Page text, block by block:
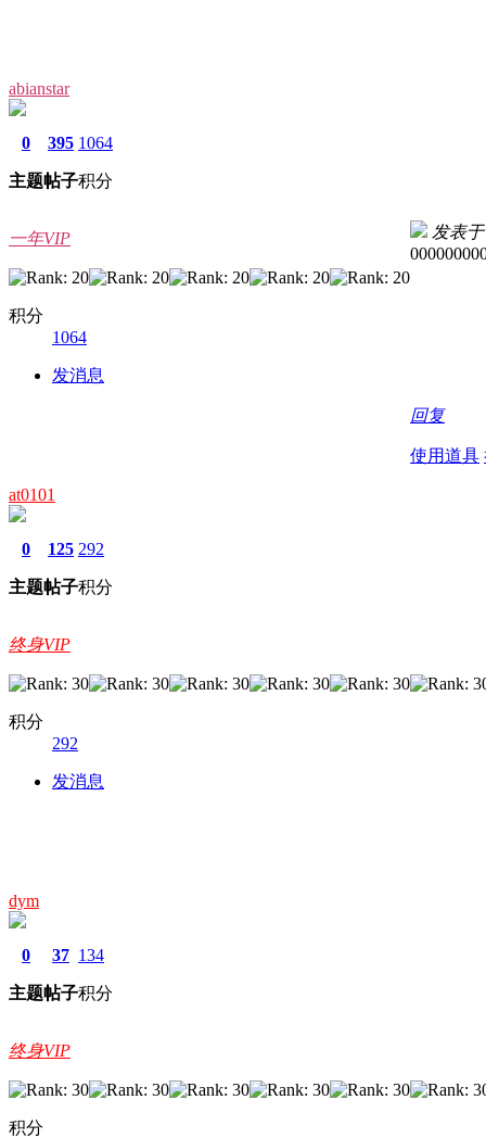
abianstar
0
主题
395
帖子
1064
积分
一年VIP
积分
1064
发消息
发表于
回复
使用道具
at0101
0
主题
125
帖子
292
积分
终身VIP
积分
292
发消息
dym
0
主题
37
帖子
134
积分
终身VIP
积分